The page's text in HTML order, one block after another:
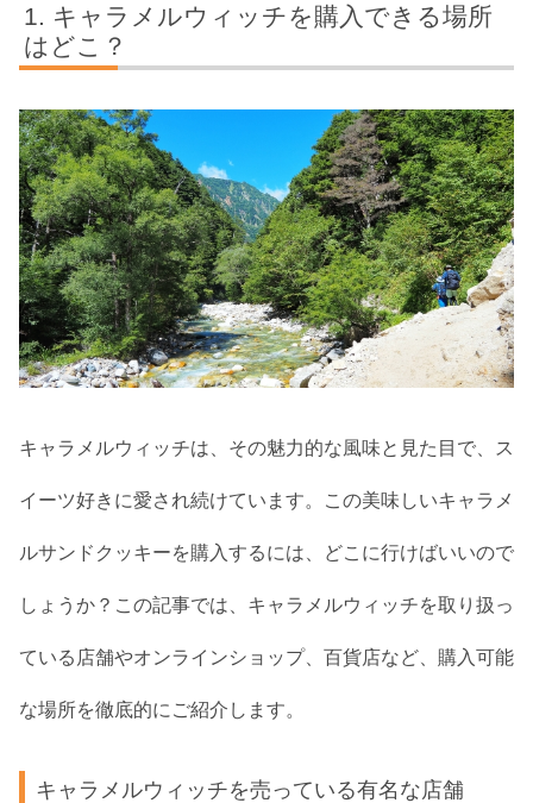
キャラメルウィッチを購入できる場所
はどこ？
キャラメルウィッチは、その魅力的な風味と見た目で、ス
イーツ好きに愛され続けています。この美味しいキャラメ
ルサンドクッキーを購入するには、どこに行けばいいので
しょうか？この記事では、キャラメルウィッチを取り扱っ
ている店舗やオンラインショップ、百貨店など、購入可能
な場所を徹底的にご紹介します。
キャラメルウィッチを売っている有名な店舗